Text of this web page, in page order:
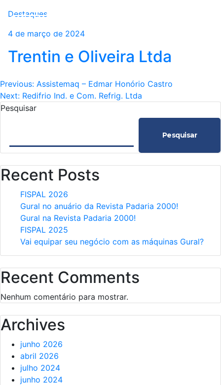
Destaques
4 de março de 2024
Trentin e Oliveira Ltda
Navegação
de
Previous: Assistemaq – Edmar Honório Castro
Next: Redifrio Ind. e Com. Refrig. Ltda
Pesquisar
Pesquisar
Recent Posts
FISPAL 2026
Gural no anuário da Revista Padaria 2000!
Gural na Revista Padaria 2000!
FISPAL 2025
Vai equipar seu negócio com as máquinas Gural?
Recent Comments
Nenhum comentário para mostrar.
Archives
junho 2026
abril 2026
julho 2024
junho 2024